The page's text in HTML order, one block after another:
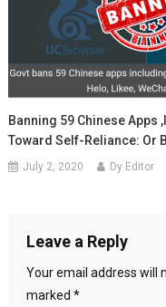
Banning 59 Chinese Apps
Toward Self-Reliance: Or
July 2, 2020 Dy Editor
Leave a Reply
Your email address will
marked *